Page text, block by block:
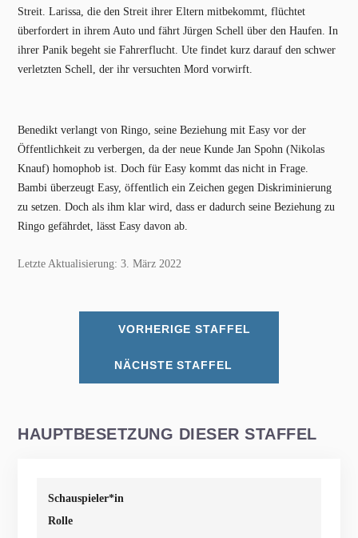
Streit. Larissa, die den Streit ihrer Eltern mitbekommt, flüchtet
überfordert in ihrem Auto und fährt Jürgen Schell über den Haufen. In
ihrer Panik begeht sie Fahrerflucht. Ute findet kurz darauf den schwer
verletzten Schell, der ihr versuchten Mord vorwirft.
Benedikt verlangt von Ringo, seine Beziehung mit Easy vor der
Öffentlichkeit zu verbergen, da der neue Kunde Jan Spohn (Nikolas
Knauf) homophob ist. Doch für Easy kommt das nicht in Frage.
Bambi überzeugt Easy, öffentlich ein Zeichen gegen Diskriminierung
zu setzen. Doch als ihm klar wird, dass er dadurch seine Beziehung zu
Ringo gefährdet, lässt Easy davon ab.
Letzte Aktualisierung: 3. März 2022
VORHERIGE STAFFEL
NÄCHSTE STAFFEL
HAUPTBESETZUNG DIESER STAFFEL
Schauspieler*in
Rolle